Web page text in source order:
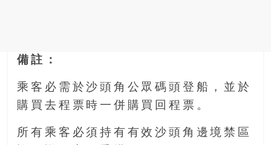
備註：
乘客必需於沙頭角公眾碼頭登船，並於
購買去程票時一併購買回程票。
所有乘客必須持有有效沙頭角邊境禁區